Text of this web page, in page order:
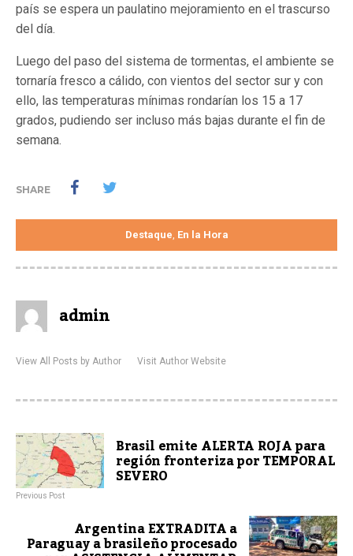
país se espera un paulatino mejoramiento en el trascurso
del día.
Luego del paso del sistema de tormentas, el ambiente se
tornaría fresco a cálido, con vientos del sector sur y con
ello, las temperaturas mínimas rondarían los 15 a 17
grados, pudiendo ser incluso más bajas durante el fin de
semana.
SHARE
Destaque, En la Hora
admin
View All Posts by Author Visit Author Website
Brasil emite ALERTA ROJA para
región fronteriza por TEMPORAL
SEVERO
Previous Post
Argentina EXTRADITA a
Paraguay a brasileño procesado